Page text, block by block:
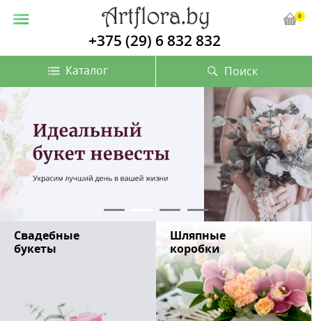
+375 (29) 6 832 832
Поиск
0
Каталог
Свадебные
букеты
Шляпные
коробки